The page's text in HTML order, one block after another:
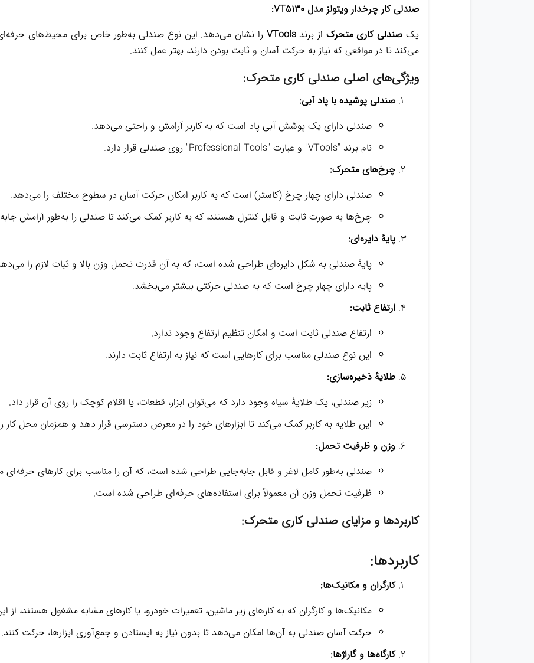
صندلی کار چرخدار ویتولز مدل VT5130:
یک صندلی کاری متحرک از برندVTools را نشان می‌دهد. این نوع صندلی به‌طور خاص برای محیط‌های
می‌کند تا در مواقعی که نیاز به حرکت آسان و ثابت بودن دارند، بهتر عمل کنند.
ویژگی‌های اصلی صندلی کاری متحرک:
صندلی پوشیده با پاد آبی:
صندلی دارای یک پوشش آبی پاد است که به کاربر آرامش و راحتی می‌دهد.
نام برند "VTools" و عبارت "Professional Tools" روی صندلی قرار دارد.
چرخ‌های متحرک:
صندلی دارای چهار چرخ (کاستر) است که به کاربر امکان حرکت آسان در سطوح مختلف را می‌دهد.
چرخ‌ها به صورت ثابت و قابل کنترل هستند، که به کاربر کمک می‌کند تا صندلی را به‌طور آرامش
پایهٔ دایره‌ای:
پایهٔ صندلی به شکل دایره‌ای طراحی شده است، که به آن قدرت تحمل وزن بالا و ثبات لازم را
پایه دارای چهار چرخ است که به صندلی حرکتی بیشتر می‌بخشد.
ارتفاع ثابت:
ارتفاع صندلی ثابت است و امکان تنظیم ارتفاع وجود ندارد.
این نوع صندلی مناسب برای کارهایی است که نیاز به ارتفاع ثابت دارند.
طلایهٔ ذخیره‌سازی:
زیر صندلی، یک طلایهٔ سیاه وجود دارد که می‌توان ابزار، قطعات، یا اقلام کوچک را روی آن قرار داد.
این طلایه به کاربر کمک می‌کند تا ابزارهای خود را در معرض دسترسی قرار دهد و همزمان محل کار
وزن و ظرفیت تحمل:
صندلی به‌طور کامل لاغر و قابل جابه‌جایی طراحی شده است، که آن را مناسب برای کارهای حرفه‌ای
ظرفیت تحمل وزن آن معمولاً برای استفاده‌های حرفه‌ای طراحی شده است.
کاربردها و مزایای صندلی کاری متحرک:
کاربردها:
کارگران و مکانیک‌ها:
مکانیک‌ها و کارگران که به کارهای زیر ماشین، تعمیرات خودرو، یا کارهای مشابه مشغول هستند، از
حرکت آسان صندلی به آن‌ها امکان می‌دهد تا بدون نیاز به ایستادن و جمع‌آوری ابزارها، حرکت کنند.
کارگاه‌ها و گاراژ‌ها: